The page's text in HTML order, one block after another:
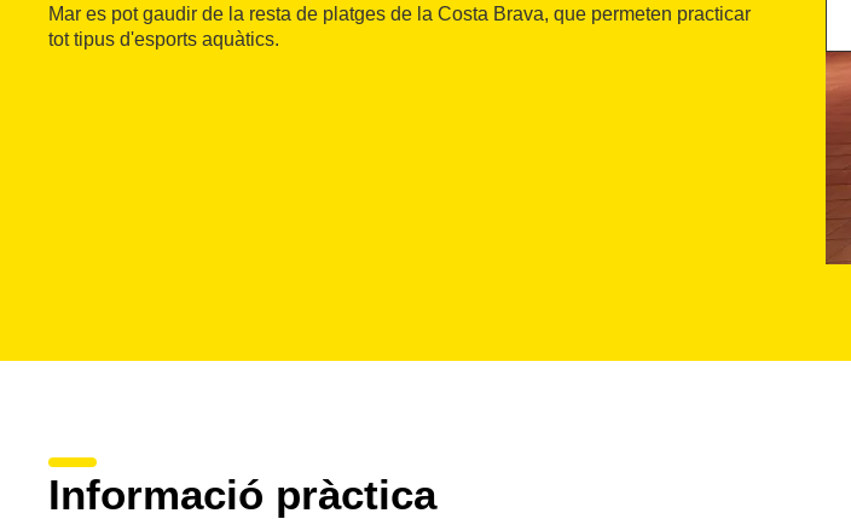
Mar es pot gaudir de la resta de platges de la Costa Brava, que permeten practicar
tot tipus d'esports aquàtics.
Informació pràctica